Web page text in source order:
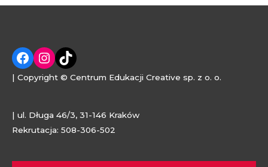
| Copyright © Centrum Edukacji Creative sp. z o. o.
| ul. Długa 46/3, 31-146 Kraków
Rekrutacja: 508-306-502